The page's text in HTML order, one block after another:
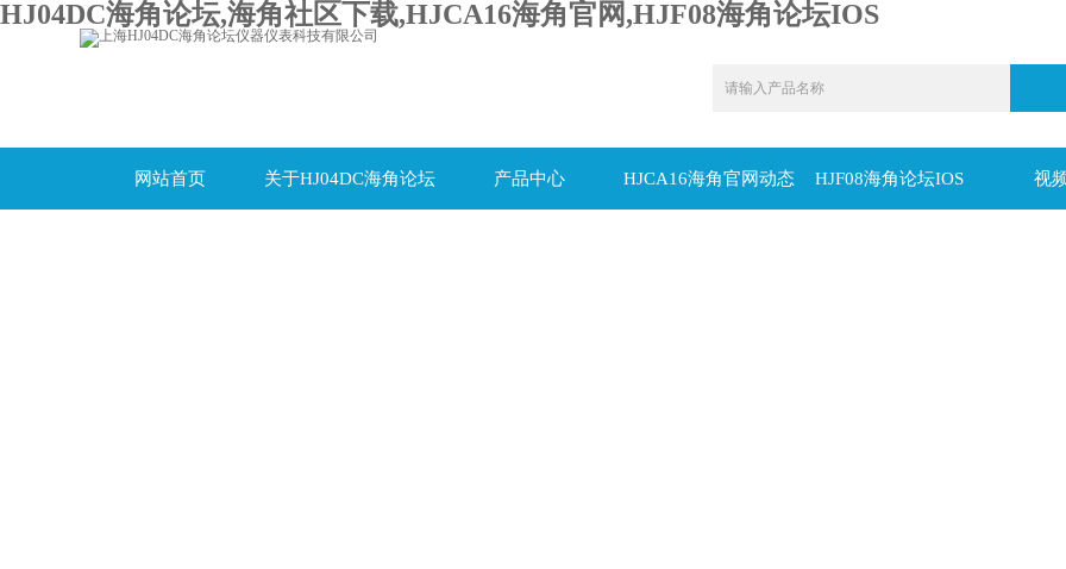
HJ04DC海角论坛,海角社区下载,HJCA16海角官网,HJF08海角论坛IOS
网站首页 关于HJ04DC海角论坛 产品中心 HJCA16海角官网动态 HJF08海角论坛IOS 视